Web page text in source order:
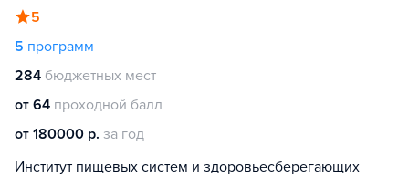
5
5 программ
284 бюджетных мест
от 64 проходной балл
от 180000 р. за год
Институт пищевых систем и здоровьесберегающих